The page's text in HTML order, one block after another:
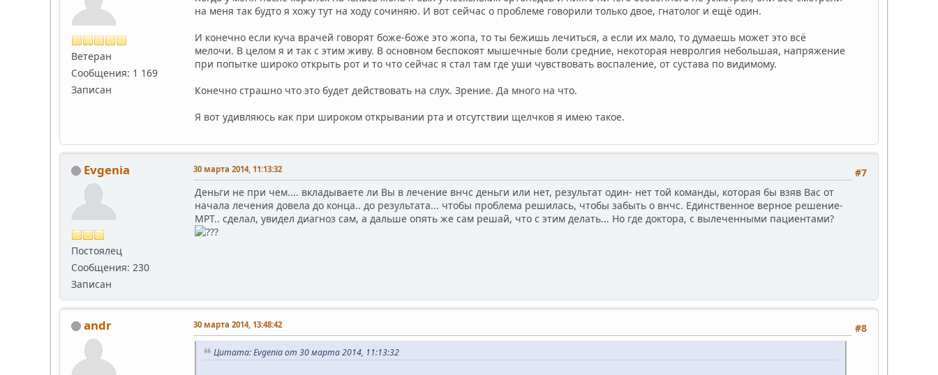
Ветеран
Сообщения: 1 169
Записан
на меня так будто я хожу тут на ходу сочиняю. И вот сейчас о проблеме говорили только двое, гнатолог и ещё один.
И конечно если куча врачей говорят боже-боже это жопа, то ты бежишь лечиться, а если их мало, то думаешь может это всё
мелочи. В целом я и так с этим живу. В основном беспокоят мышечные боли средние, некоторая невролгия небольшая, напряжение
при попытке широко открыть рот и то что сейчас я стал там где уши чувствовать воспаление, от сустава по видимому.
Конечно страшно что это будет действовать на слух. Зрение. Да много на что.
Я вот удивляюсь как при широком открывании рта и отсутствии щелчков я имею такое.
Evgenia
Постоялец
Сообщения: 230
Записан
#7
30 марта 2014, 11:13:32
Деньги не при чем.... вкладываете ли Вы в лечение внчс деньги или нет, результат один- нет той команды, которая бы взяв Вас от
начала лечения довела до конца.. до результата... чтобы проблема решилась, чтобы забыть о внчс. Единственное верное решение-
МРТ.. сделал, увидел диагноз сам, а дальше опять же сам решай, что с этим делать... Но где доктора, с вылеченными пациентами?
andr #8
30 марта 2014, 13:48:42
Цитата: Evgenia от 30 марта 2014, 11:13:32